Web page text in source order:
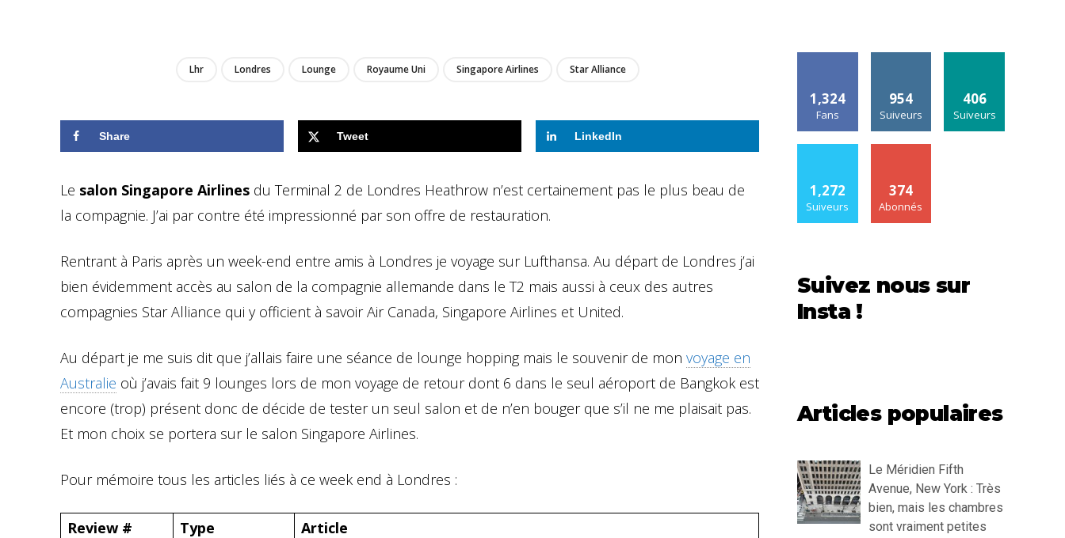
Lhr Londres Lounge Royaume Uni Singapore Airlines Star Alliance
Share Tweet LinkedIn
Le salon Singapore Airlines du Terminal 2 de Londres Heathrow n’est certainement pas le plus beau de
la compagnie. J’ai par contre été impressionné par son offre de restauration.
Rentrant à Paris après un week-end entre amis à Londres je voyage sur Lufthansa. Au départ de Londres j’ai
bien évidemment accès au salon de la compagnie allemande dans le T2 mais aussi à ceux des autres
compagnies Star Alliance qui y officient à savoir Air Canada, Singapore Airlines et United.
Au départ je me suis dit que j’allais faire une séance de lounge hopping mais le souvenir de mon voyage en
Australie où j’avais fait 9 lounges lors de mon voyage de retour dont 6 dans le seul aéroport de Bangkok est
encore (trop) présent donc de décide de tester un seul salon et de n’en bouger que s’il ne me plaisait pas.
Et mon choix se portera sur le salon Singapore Airlines.
Pour mémoire tous les articles liés à ce week end à Londres :
Review # Type
Article
1,324
Fans
954
Suiveurs
406
Suiveurs
1,272
Suiveurs
374
Abonnés
Suivez nous sur
Insta !
Articles populaires
Le Méridien Fifth
Avenue, New York : Très
bien, mais les chambres
sont vraiment petites